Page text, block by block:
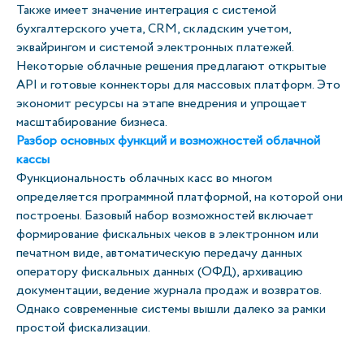
Также имеет значение интеграция с системой
бухгалтерского учета, CRM, складским учетом,
эквайрингом и системой электронных платежей.
Некоторые облачные решения предлагают открытые
API и готовые коннекторы для массовых платформ. Это
экономит ресурсы на этапе внедрения и упрощает
масштабирование бизнеса.
Разбор основных функций и возможностей облачной
кассы
Функциональность облачных касс во многом
определяется программной платформой, на которой они
построены. Базовый набор возможностей включает
формирование фискальных чеков в электронном или
печатном виде, автоматическую передачу данных
оператору фискальных данных (ОФД), архивацию
документации, ведение журнала продаж и возвратов.
Однако современные системы вышли далеко за рамки
простой фискализации.